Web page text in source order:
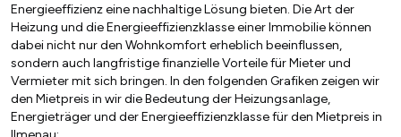
Energieeffizienz eine nachhaltige Lösung bieten. Die Art der
Heizung und die Energieeffizienzklasse einer Immobilie können
dabei nicht nur den Wohnkomfort erheblich beeinflussen,
sondern auch langfristige finanzielle Vorteile für Mieter und
Vermieter mit sich bringen. In den folgenden Grafiken zeigen wir
den Mietpreis in wir die Bedeutung der Heizungsanlage,
Energieträger und der Energieeffizienzklasse für den Mietpreis in